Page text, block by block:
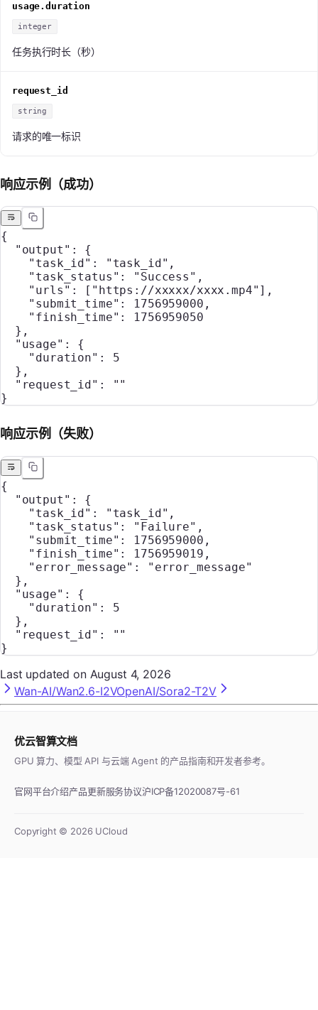
usage.duration
integer
任务执行时长（秒）
request_id
string
请求的唯一标识
响应示例（成功）
{
  "output"
: {
    "task_id"
: "task_id" ,
    "task_status"
: "Success" ,
    "urls"
: [ "https://xxxxx/xxxx.mp4" ],
    "submit_time"
: 1756959000 ,
    "finish_time"
: 1756959050
  },
  "usage"
: {
    "duration"
: 5
  },
  "request_id"
:
""
}
响应示例（失败）
{
  "output"
: {
    "task_id"
: "task_id" ,
    "task_status"
: "Failure" ,
    "submit_time"
: 1756959000 ,
    "finish_time"
: 1756959019 ,
    "error_message"
:
"error_message"
  },
  "usage"
: {
    "duration"
: 5
  },
  "request_id"
:
""
}
Last updated on August 4, 2026
Wan-AI/Wan2.6-I2VOpenAI/Sora2-T2V
优云智算文档
GPU 算力、模型 API 与云端 Agent 的产品指南和开发者参考。
官网平台介绍产品更新服务协议沪ICP备12020087号-61
Copyright © 2026UCloud